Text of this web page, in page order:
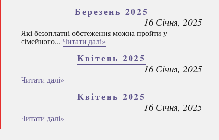
Березень 2025
16 Січня, 2025
Які безоплатні обстеження можна пройти у
сімейного... Читати далі»
Квітень 2025
16 Січня, 2025
Читати далі»
Квітень 2025
16 Січня, 2025
Читати далі»